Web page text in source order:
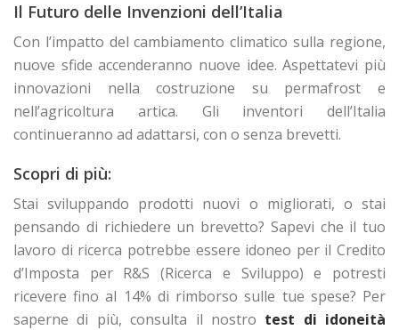
Il Futuro delle Invenzioni dell’Italia
Con l’impatto del cambiamento climatico sulla regione,
nuove sfide accenderanno nuove idee. Aspettatevi più
innovazioni nella costruzione su permafrost e
nell’agricoltura artica. Gli inventori dell’Italia
continueranno ad adattarsi, con o senza brevetti.
Scopri di più:
Stai sviluppando prodotti nuovi o migliorati, o stai
pensando di richiedere un brevetto? Sapevi che il tuo
lavoro di ricerca potrebbe essere idoneo per il Credito
d’Imposta per R&S (Ricerca e Sviluppo) e potresti
ricevere fino al 14% di rimborso sulle tue spese? Per
saperne di più, consulta il nostro test di idoneità